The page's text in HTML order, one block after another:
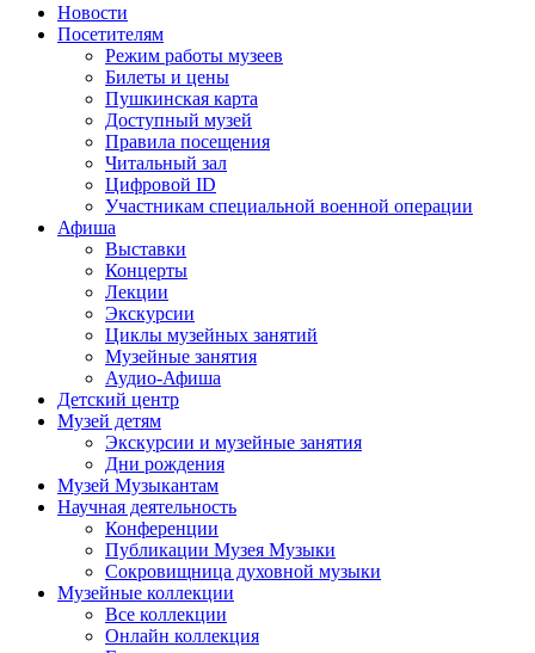
Новости
Посетителям
Режим работы музеев
Билеты и цены
Пушкинская карта
Доступный музей
Правила посещения
Читальный зал
Цифровой ID
Участникам специальной военной операции
Афиша
Выставки
Концерты
Лекции
Экскурсии
Циклы музейных занятий
Музейные занятия
Аудио-Афиша
Детский центр
Музей детям
Экскурсии и музейные занятия
Дни рождения
Музей Музыкантам
Научная деятельность
Конференции
Публикации Музея Музыки
Сокровищница духовной музыки
Музейные коллекции
Все коллекции
Онлайн коллекция